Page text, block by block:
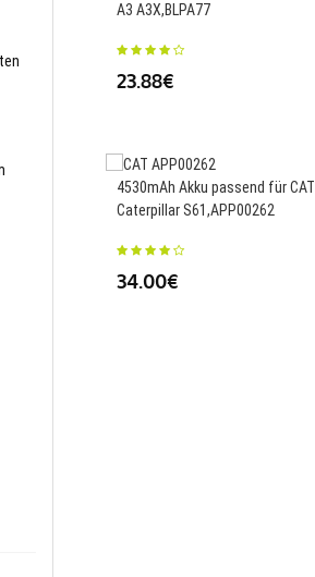
A3 A3X,BLPA77
23.88€
4530mAh Akku passend für CAT
Caterpillar S61,APP00262
34.00€